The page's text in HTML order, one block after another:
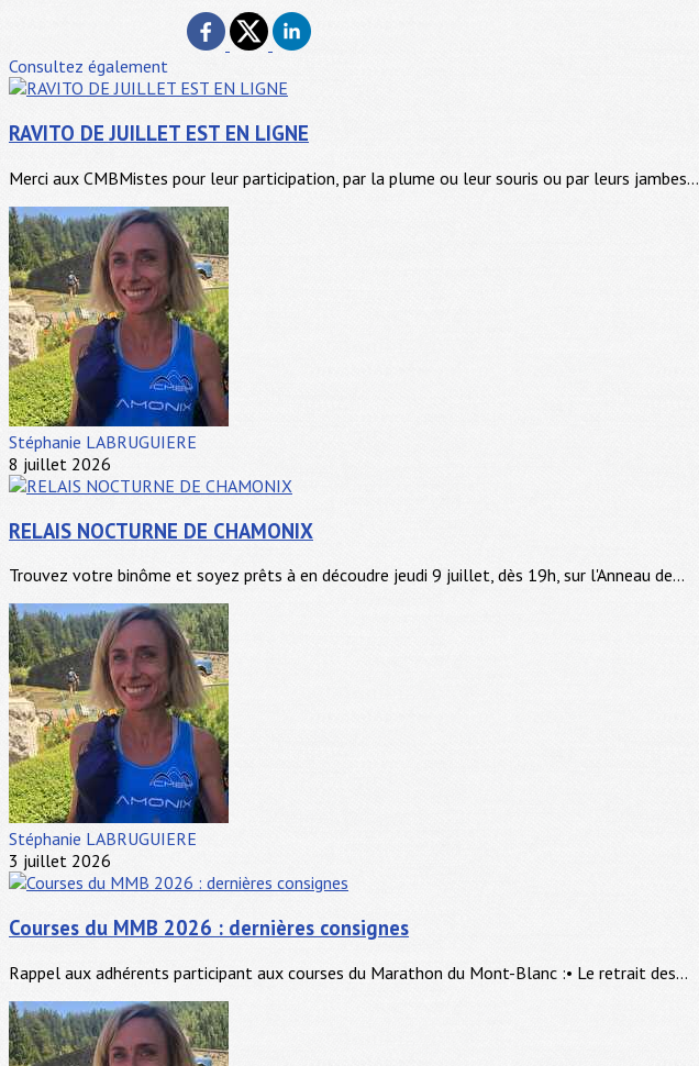
Consultez également
RAVITO DE JUILLET EST EN LIGNE
Merci aux CMBMistes pour leur participation, par la plume ou leur souris ou par leurs jambes...
Stéphanie LABRUGUIERE
8 juillet 2026
RELAIS NOCTURNE DE CHAMONIX
Trouvez votre binôme et soyez prêts à en découdre jeudi 9 juillet, dès 19h, sur l'Anneau de...
Stéphanie LABRUGUIERE
3 juillet 2026
Courses du MMB 2026 : dernières consignes
Rappel aux adhérents participant aux courses du Marathon du Mont-Blanc :• Le retrait des...